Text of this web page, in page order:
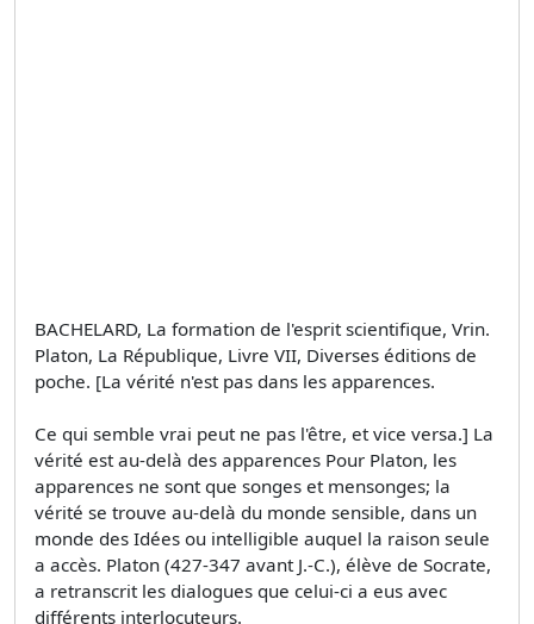
BACHELARD, La formation de l'esprit scientifique, Vrin.
Platon, La République, Livre VII, Diverses éditions de
poche. [La vérité n'est pas dans les apparences.
Ce qui semble vrai peut ne pas l'être, et vice versa.] La
vérité est au-delà des apparences Pour Platon, les
apparences ne sont que songes et mensonges; la
vérité se trouve au-delà du monde sensible, dans un
monde des Idées ou intelligible auquel la raison seule
a accès. Platon (427-347 avant J.-C.), élève de Socrate,
a retranscrit les dialogues que celui-ci a eus avec
différents interlocuteurs.